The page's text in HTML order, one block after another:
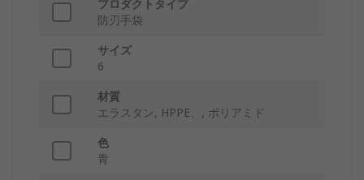
プロダクトタイプ
防刃手袋
サイズ
6
材質
エラスタン, HPPE、, ポリアミド
色
青